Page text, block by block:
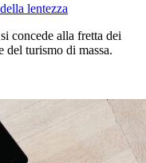
lentezza
concede alla fretta dei
del turismo di massa.